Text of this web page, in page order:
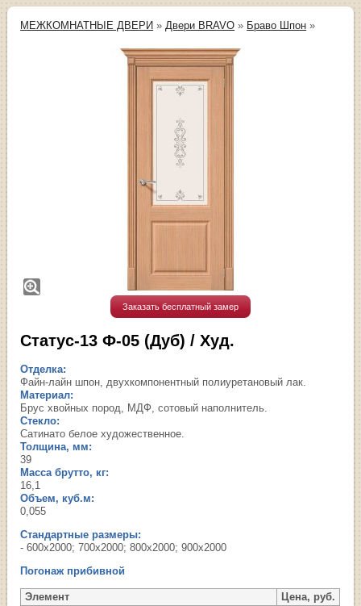
МЕЖКОМНАТНЫЕ ДВЕРИ » Двери BRAVO » Браво Шпон »
Заказать бесплатный замер
Статус-13 Ф-05 (Дуб) / Худ.
Отделка:
Файн-лайн шпон, двухкомпонентный полиуретановый лак.
Материал:
Брус хвойных пород, МДФ, сотовый наполнитель.
Стекло:
Сатинато белое художественное.
Толщина, мм:
39
Масса брутто, кг:
16,1
Объем, куб.м:
0,055
Стандартные размеры:
- 600х2000; 700х2000; 800х2000; 900х2000
Погонаж прибивной
Элемент
Цена, руб.